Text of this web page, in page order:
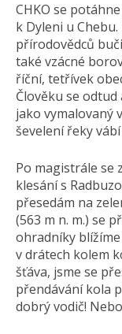
CHKO se
k Dyleni u
přírodovědců
také vzácné
říční, tetřívek
Člověku se odtud
jako vymalovaný
ševelení řeky
Po magistrále se
klesání s
přesedám na
(563 m n. m.) se
ohradníky blížíme
v drátech kolem
šťáva, jsme se
přendávání kola
dobrý vodič!